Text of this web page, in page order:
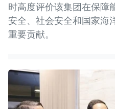
时高度评价该集团在保障
安全、社会安全和国家海
重要贡献。